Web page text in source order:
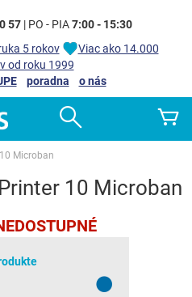
57 | PO - PIA7:00 - 15:30
5 rokov
Viac ako 14.000
od roku 1999
poradna
o nás
Microban
10 Microban